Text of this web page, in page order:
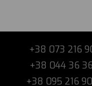
+38 073 216
+38 044 36 36
+38 095 216